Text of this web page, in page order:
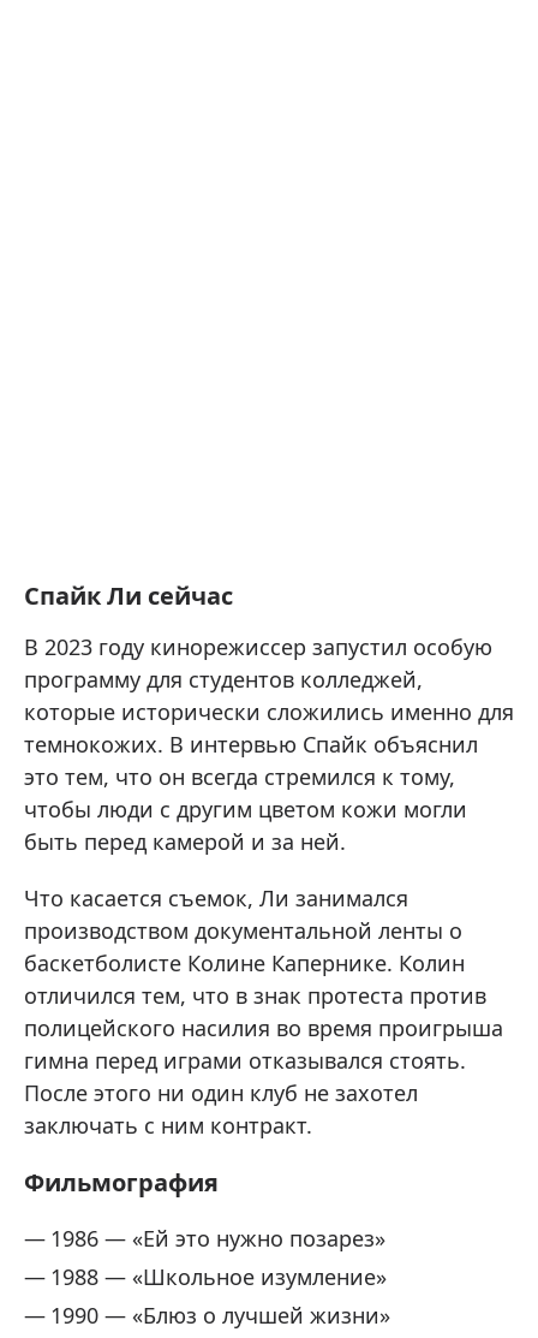
Спайк Ли сейчас
В 2023 году кинорежиссер запустил особую
программу для студентов колледжей,
которые исторически сложились именно для
темнокожих. В интервью Спайк объяснил
это тем, что он всегда стремился к тому,
чтобы люди с другим цветом кожи могли
быть перед камерой и за ней.
Что касается съемок, Ли занимался
производством документальной ленты о
баскетболисте Колине Каперник е. Колин
отличился тем, что в знак протеста против
полицейского насилия во время проигрыша
гимна перед играми отказывался стоять.
После этого ни один клуб не захотел
заключать с ним контракт.
Фильмография
1986 — «Ей это нужно позарез»
1988 — «Школьное изумление»
1990 — «Блюз о лучшей жизни»